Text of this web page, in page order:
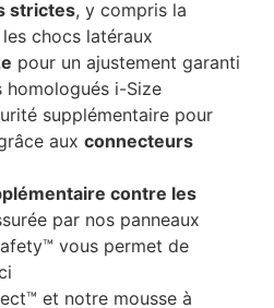
strictes, y compris la
chocs latéraux
pour un ajustement garanti
homologués i-Size
supplémentaire pour
auxconnecteurs
contre les
par nos panneaux
vous permet de
et notre mousse à